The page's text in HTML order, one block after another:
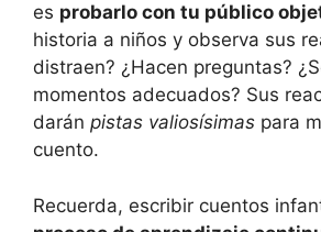
es probarlo con tu público
historia ​a niños y observa sus
distraen?⁤ ¿Hacen preguntas?
momentos adecuados? Sus⁢
darán pistas valiosísimas ⁢para⁢
cuento.
Recuerda, escribir cuentos⁤